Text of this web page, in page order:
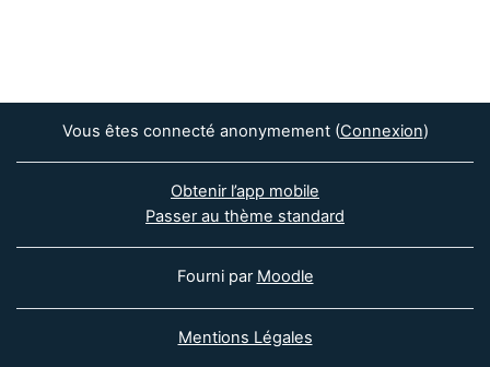
Vous êtes connecté anonymement (Connexion)
Obtenir l’app mobile
Passer au thème standard
Fourni par Moodle
Mentions Légales